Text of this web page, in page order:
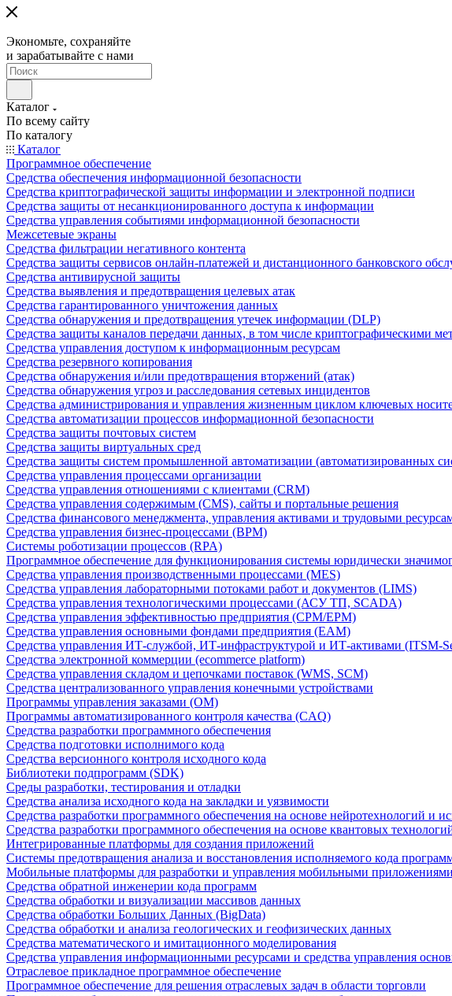
Экономьте, сохраняйте
и зарабатывайте с нами
Каталог
По всему сайту
По каталогу
Каталог
Программное обеспечение
Средства обеспечения информационной безопасности
Средства криптографической защиты информации и электронной подписи
Средства защиты от несанкционированного доступа к информации
Средства управления событиями информационной безопасности
Межсетевые экраны
Средства фильтрации негативного контента
Средства защиты сервисов онлайн-платежей и дистанционного банковского
Средства антивирусной защиты
Средства выявления и предотвращения целевых атак
Средства гарантированного уничтожения данных
Средства обнаружения и предотвращения утечек информации (DLP)
Средства защиты каналов передачи данных, в том числе криптографическими
Средства управления доступом к информационным ресурсам
Средства резервного копирования
Средства обнаружения и/или предотвращения вторжений (атак)
Средства обнаружения угроз и расследования сетевых инцидентов
Средства администрирования и управления жизненным циклом ключевых
Средства автоматизации процессов информационной безопасности
Средства защиты почтовых систем
Средства защиты виртуальных сред
Средства защиты систем промышленной автоматизации (автоматизированных
Средства управления процессами организации
Средства управления отношениями с клиентами (CRM)
Средства управления содержимым (CMS), сайты и портальные решения
Средства финансового менеджмента, управления активами и трудовыми
Средства управления бизнес-процессами (BPM)
Системы роботизации процессов (RPA)
Программное обеспечение для функционирования системы юридически
Средства управления производственными процессами (MES)
Средства управления лабораторными потоками работ и документов (LIMS)
Средства управления технологическими процессами (АСУ ТП, SCADA)
Средства управления эффективностью предприятия (CPM/EPM)
Средства управления основными фондами предприятия (EAM)
Средства управления ИТ-службой, ИТ-инфраструктурой и ИТ-активами (ITSM-
Средства электронной коммерции (ecommerce platform)
Средства управления складом и цепочками поставок (WMS, SCM)
Средства централизованного управления конечными устройствами
Программы управления заказами (OM)
Программы автоматизированного контроля качества (CAQ)
Средства разработки программного обеспечения
Средства подготовки исполнимого кода
Средства версионного контроля исходного кода
Библиотеки подпрограмм (SDK)
Среды разработки, тестирования и отладки
Средства анализа исходного кода на закладки и уязвимости
Средства разработки программного обеспечения на основе нейротехнологий и
Средства разработки программного обеспечения на основе квантовых
Интегрированные платформы для создания приложений
Системы предотвращения анализа и восстановления исполняемого кода
Мобильные платформы для разработки и управления мобильными приложениями
Средства обратной инженерии кода программ
Средства обработки и визуализации массивов данных
Средства обработки Больших Данных (BigData)
Средства обработки и анализа геологических и геофизических данных
Средства математического и имитационного моделирования
Средства управления информационными ресурсами и средства управления
Отраслевое прикладное программное обеспечение
Программное обеспечение для решения отраслевых задач в области торговли